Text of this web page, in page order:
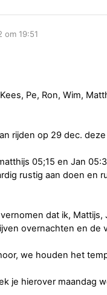
om 19:51
Pe, Ron, Wim,
rijden op 29 dec.
05;15 en Jan
rustig aan doen en
dat ik, Mattijs,
overnachten en de
we houden het
je hierover maandag